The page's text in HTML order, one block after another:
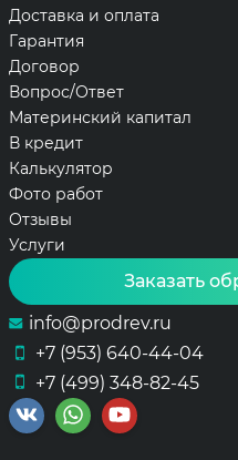
Доставка и оплата
Гарантия
Договор
Вопрос/Ответ
Материнский капитал
В кредит
Калькулятор
Фото работ
Отзывы
Услуги
Заказать
info@prodrev.ru
+7 (953) 640-44-04
+7 (499) 348-82-45